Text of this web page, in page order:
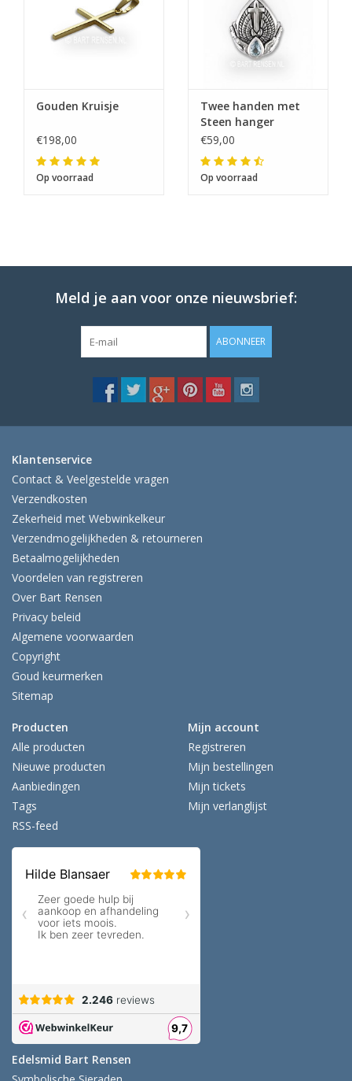
Gouden Kruisje
€198,00
Op voorraad
Twee handen met
Steen hanger
€59,00
Op voorraad
Meld je aan voor onze nieuwsbrief:
ABONNEER
Klantenservice
Contact & Veelgestelde vragen
Verzendkosten
Zekerheid met Webwinkelkeur
Verzendmogelijkheden & retourneren
Betaalmogelijkheden
Voordelen van registreren
Over Bart Rensen
Privacy beleid
Algemene voorwaarden
Copyright
Goud keurmerken
Sitemap
Producten
Alle producten
Nieuwe producten
Aanbiedingen
Tags
RSS-feed
Mijn account
Registreren
Mijn bestellingen
Mijn tickets
Mijn verlanglijst
Edelsmid Bart Rensen